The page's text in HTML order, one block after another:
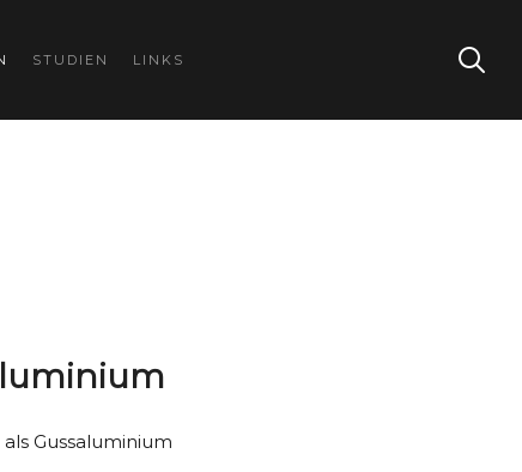
STUDIEN LINKS
Gussaluminium